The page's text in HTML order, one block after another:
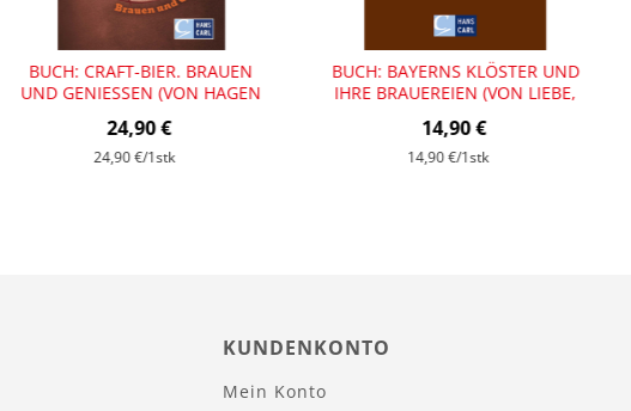
BUCH: CRAFT-BIER. BRAUEN
UND GENIESSEN (VON HAGEN R
24,90 €
24,90 €/1stk
BUCH: BAYERNS KLÖSTER UND
IHRE BRAUEREIEN (VON LIEBE,
14,90 €
14,90 €/1stk
KUNDENKONTO
Mein Konto